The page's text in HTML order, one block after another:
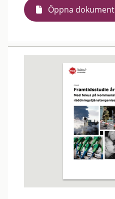
Öppna dokument